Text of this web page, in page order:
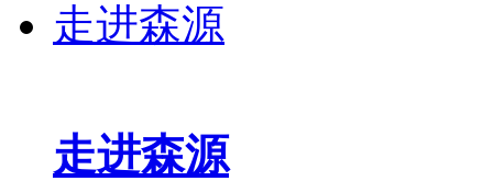
走进森源
走进森源